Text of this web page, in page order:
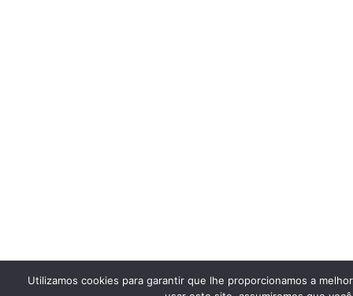
Utilizamos cookies para garantir que lhe proporcionamos a